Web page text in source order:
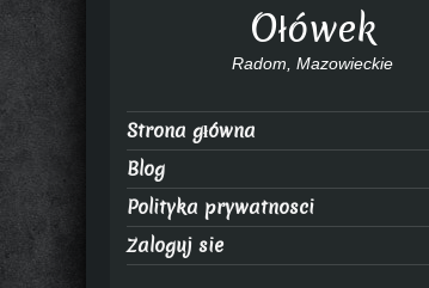
Ołówek
Radom, Mazowieckie
Strona główna
Blog
Polityka prywatnosci
Zaloguj sie